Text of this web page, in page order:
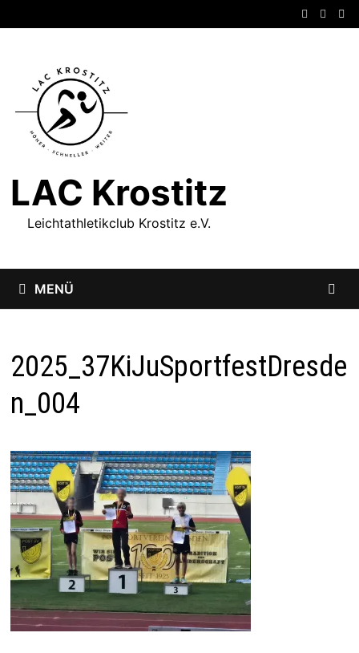
Inhalt
LAC Krostitz
Leichtathletikclub Krostitz e.V.
MENÜ
2025_37KiJuSportfestDresde
n_004